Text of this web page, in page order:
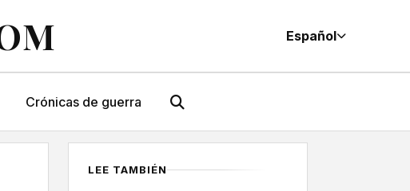
Español
Crónicas de guerra
LEE TAMBIÉN